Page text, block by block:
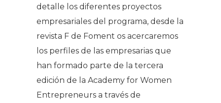
detalle los diferentes proyectos
empresariales del programa, desde la
revista F de Foment os acercaremos
los perfiles de las empresarias que
han formado parte de la tercera
edición de la Academy for Women
Entrepreneurs a través de